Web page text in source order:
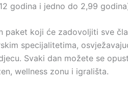
godina i jedno do 2,99
paket koji će zadovoljiti sve
specijalitetima,
Svaki dan možete se
wellness zonu i igrališta.